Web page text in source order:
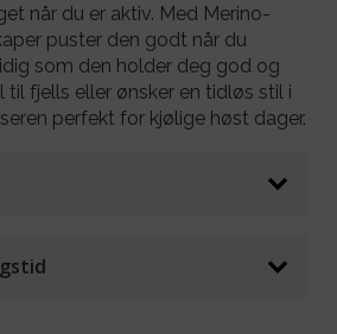
når du er aktiv. Med Merino-
puster den godt når du
som den holder deg god og
til fjells eller ønsker en tidløs stil i
perfekt for kjølige høst dager.